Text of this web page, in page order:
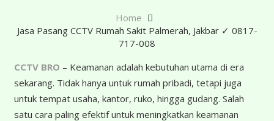
Home
Jasa Pasang CCTV Rumah Sakit Palmerah, Jakbar ✓ 0817-
717-008
CCTV BRO – Keamanan adalah kebutuhan utama di era
sekarang. Tidak hanya untuk rumah pribadi, tetapi juga
untuk tempat usaha, kantor, ruko, hingga gudang. Salah
satu cara paling efektif untuk meningkatkan keamanan